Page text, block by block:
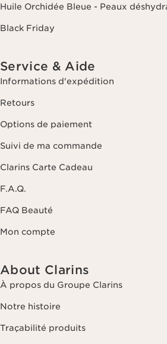
Huile Orchidée Bleue - Peaux
Black Friday
Service & Aide
Informations d'expédition
Retours
Options de paiement
Suivi de ma commande
Clarins Carte Cadeau
F.A.Q.
FAQ Beauté
Mon compte
About Clarins
À propos du Groupe Clarins
Notre histoire
Traçabilité produits